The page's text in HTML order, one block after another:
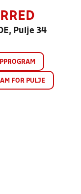
Pulje 34
FOR PULJE